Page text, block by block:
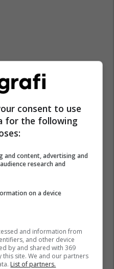
consent to use
for the following
and content, advertising and
research and
on a device
and information from
and other device
by and shared with 369
site. We and our partners
List of partners.